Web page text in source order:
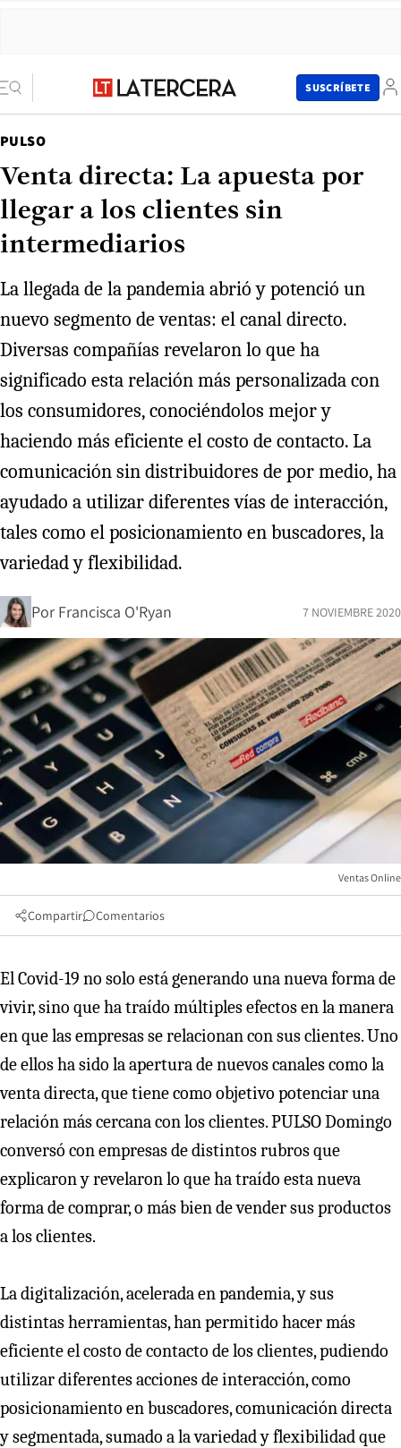
SUSCRÍBETE
PULSO
Venta directa: La apuesta por
llegar a los clientes sin
intermediarios
La llegada de la pandemia abrió y potenció un
nuevo segmento de ventas: el canal directo.
Diversas compañías revelaron lo que ha
significado esta relación más personalizada con
los consumidores, conociéndolos mejor y
haciendo más eficiente el costo de contacto. La
comunicación sin distribuidores de por medio, ha
ayudado a utilizar diferentes vías de interacción,
tales como el posicionamiento en buscadores, la
variedad y flexibilidad.
Por Francisca O'Ryan 7 NOVIEMBRE 2020
Ventas Online
Compartir Comentarios
El Covid-19 no solo está generando una nueva forma de
vivir, sino que ha traído múltiples efectos en la manera
en que las empresas se relacionan con sus clientes. Uno
de ellos ha sido la apertura de nuevos canales como la
venta directa, que tiene como objetivo potenciar una
relación más cercana con los clientes. PULSO Domingo
conversó con empresas de distintos rubros que
explicaron y revelaron lo que ha traído esta nueva
forma de comprar, o más bien de vender sus productos
a los clientes.
La digitalización, acelerada en pandemia, y sus
distintas herramientas, han permitido hacer más
eficiente el costo de contacto de los clientes, pudiendo
utilizar diferentes acciones de interacción, como
posicionamiento en buscadores, comunicación directa
y segmentada, sumado a la variedad y flexibilidad que